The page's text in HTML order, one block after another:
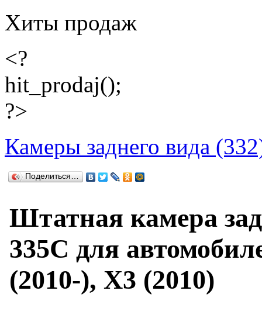
Хиты продаж
<?
hit_prodaj();
?>
Камеры заднего вида
Поделиться…
Штатная камера
335C для
(2010-), X3 (2010)